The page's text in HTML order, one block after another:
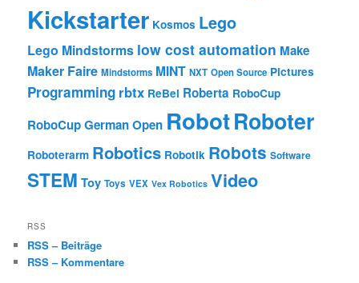
Kickstarter Kosmos Lego
Lego Mindstorms low cost automation Make
Maker Faire Mindstorms MINT NXT Open Source Pictures
Programming rbtx ReBel Roberta RoboCup
RoboCup German Open RobotRoboter
Roboterarm Robotics Robotik Robots Software
STEM Toy Toys VEX Vex Robotics Video
RSS
RSS – Beiträge
RSS – Kommentare